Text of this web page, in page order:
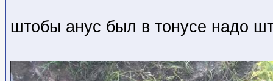
штобы анус был в тонусе надо